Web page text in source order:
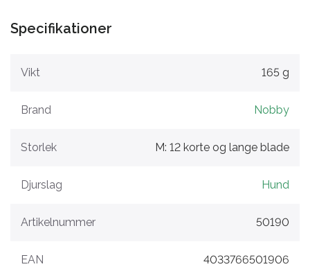
Specifikationer
Vikt 165 g
Brand Nobby
Storlek M: 12 korte og lange blade
Djurslag Hund
Artikelnummer 50190
EAN 4033766501906